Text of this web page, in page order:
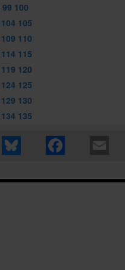
99 100
104 105
109 110
114 115
119 120
124 125
129 130
134 135